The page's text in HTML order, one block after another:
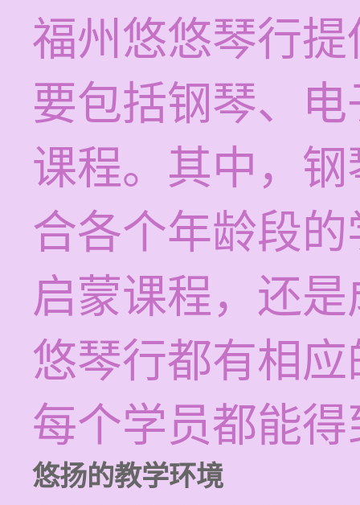
福州悠悠琴行
要包括钢琴、
课程。其中，
合各个年龄段
启蒙课程，还
悠琴行都有相
每个学员都能
悠扬的教学环境